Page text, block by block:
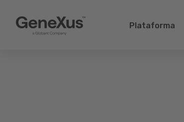
Plataforma